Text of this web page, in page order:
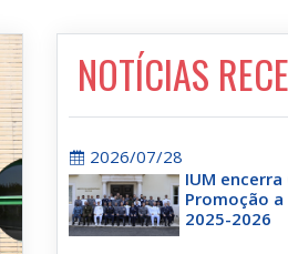
NOTÍCIAS
2026/07/28
IUM encerra
Promoção
2025-2026